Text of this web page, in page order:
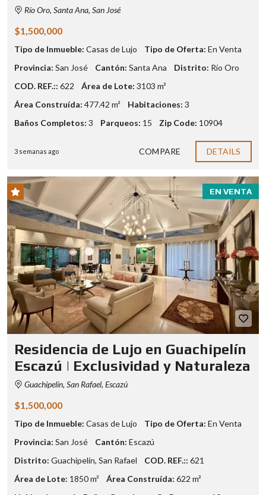
Río Oro, Santa Ana, San José
$1,500,000
Tipo de Inmueble: Casas de Lujo Tipo de Oferta: En Venta
Provincia: San José Cantón: Santa Ana Distrito: Río Oro
COD. REF.:: 622 Área de Lote: 3103 m²
Área Construída: 477.42 m² Habitaciones: 3
Baños Completos: 3 Parqueos: 15 Zip Code: 10904
3 semanas ago COMPARE DETAILS
EN VENTA
Residencia de Lujo en Guachipelín
Escazú | Exclusividad y Naturaleza
Guachipelín, San Rafael, Escazú
$1,500,000
Tipo de Inmueble: Casas de Lujo Tipo de Oferta: En Venta
Provincia: San José Cantón: Escazú
Distrito: Guachipelín, San Rafael COD. REF.:: 621
Área de Lote: 1850 m² Área Construída: 622 m²